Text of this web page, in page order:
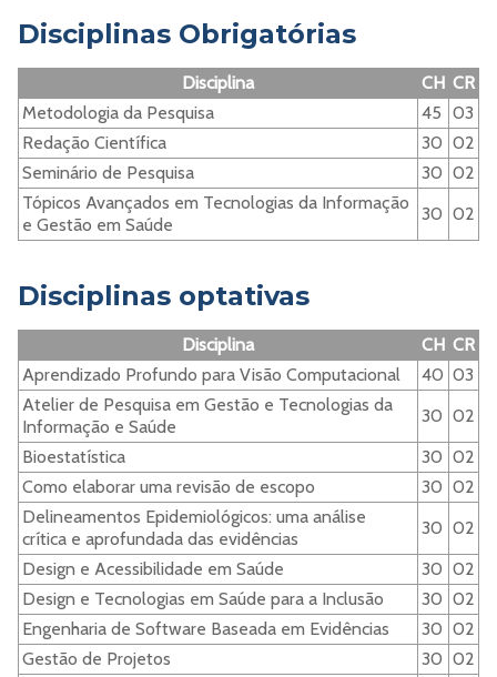
Disciplinas Obrigatórias
Disciplina CH CR
Metodologia da Pesquisa
45 03
Redação Científica
30 02
Seminário de Pesquisa
30 02
Tópicos Avançados em Tecnologias da Informação
e Gestão em Saúde
30 02
Disciplinas optativas
Disciplina CH CR
Aprendizado Profundo para Visão Computacional
40 03
Atelier de Pesquisa em Gestão e Tecnologias da
Informação e Saúde
30 02
Bioestatística
30 02
Como elaborar uma revisão de escopo
30 02
Delineamentos Epidemiológicos: uma análise
crítica e aprofundada das evidências
30 02
Design e Acessibilidade em Saúde
30 02
Design e Tecnologias em Saúde para a Inclusão
30 02
Engenharia de Software Baseada em Evidências
30 02
Gestão de Projetos
30 02